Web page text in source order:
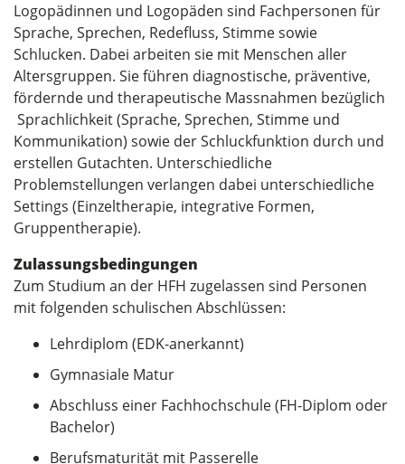
Logopädinnen und Logopäden sind Fachpersonen für
Sprache, Sprechen, Redefluss, Stimme sowie
Schlucken. Dabei arbeiten sie mit Menschen aller
Altersgruppen. Sie führen diagnostische, präventive,
fördernde und therapeutische Massnahmen bezüglich
Sprachlichkeit (Sprache, Sprechen, Stimme und
Kommunikation) sowie der Schluckfunktion durch und
erstellen Gutachten. Unterschiedliche
Problemstellungen verlangen dabei unterschiedliche
Settings (Einzeltherapie, integrative Formen,
Gruppentherapie).
Zulassungsbedingungen
Zum Studium an der HFH zugelassen sind Personen
mit folgenden schulischen Abschlüssen:
Lehrdiplom (EDK-anerkannt)
Gymnasiale Matur
Abschluss einer Fachhochschule (FH-Diplom oder
Bachelor)
Berufsmaturität mit Passerelle